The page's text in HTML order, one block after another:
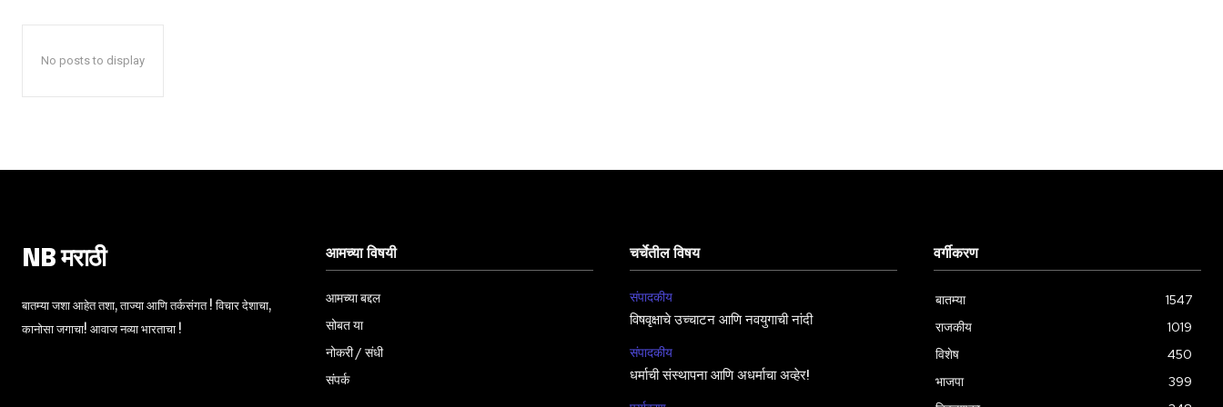
No posts to display
NB मराठी
बातम्या जशा आहेत तशा, ताज्या आणि तर्कसंगत ! विचार देशाचा,
कानोसा जगाचा! आवाज नव्या भारताचा !
आमच्या विषयी
आमच्या बद्दल
सोबत या
नोकरी / संधी
संपर्क
चर्चेतील विषय
संपादकीय
विषवृक्षाचे उच्चाटन आणि नवयुगाची नांदी
संपादकीय
धर्माची संस्थापना आणि अधर्माचा अव्हेर!
वर्गीकरण
बातम्या
1547
राजकीय
1019
विशेष
450
भाजपा
399